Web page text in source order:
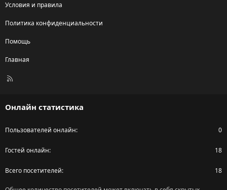
Условия и правила
Политика конфиденциальности
Помощь
Главная
R
Онлайн статистика
Пользователей онлайн 0
Гостей онлайн 18
Всего посетителей 18